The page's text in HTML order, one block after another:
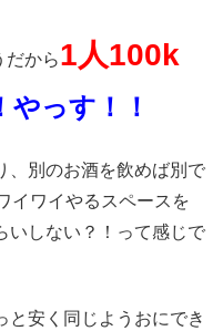
だから1人100k
やっす！！
、別のお酒を飲めば別で
イワイやるスペースを
いしない？！って感じで
と安く同じようおにでき